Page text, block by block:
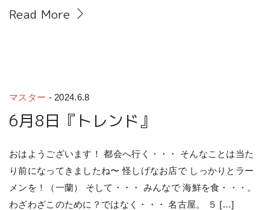
Read More
マスター - 2024.6.8
6月8日『トレンド』
おはようございます！ 都会へ行く・・・ そんなことは当た
り前になってきましたね〜 怪しげなお店で しっかりとラー
メンを！（一蘭） そして・・・ みんなで 海鮮を食・・・。
わざわざこのために？ではなく・・・ 名古屋。 ５ […]